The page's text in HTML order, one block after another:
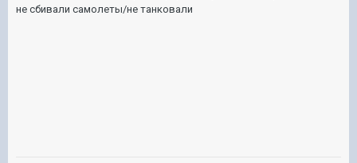
не сбивали самолеты/не танковали